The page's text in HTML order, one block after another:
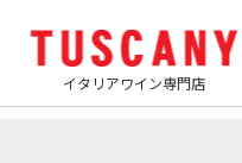
イタリアワイン専門店